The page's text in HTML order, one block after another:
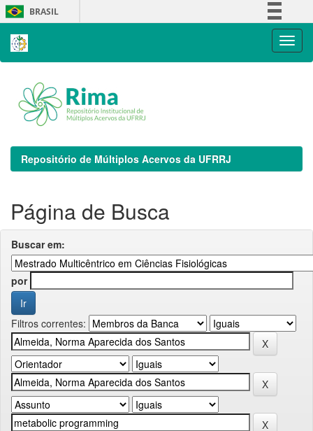
Skip
navigation
BRASIL
Repositório de Múltiplos Acervos da UFRRJ
Página de Busca
Buscar em:
por
Filtros correntes: